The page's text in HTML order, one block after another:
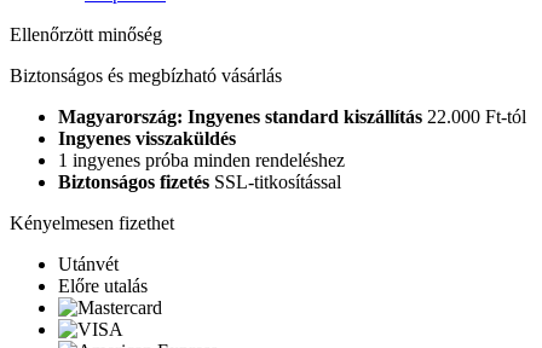
Ellenőrzött minőség
Biztonságos és megbízható vásárlás
Magyarország: Ingyenes standard kiszállítás 22.000 Ft-tól
Ingyenes visszaküldés
1 ingyenes próba minden rendeléshez
Biztonságos fizetés SSL-titkosítással
Kényelmesen fizethet
Utánvét
Előre utalás